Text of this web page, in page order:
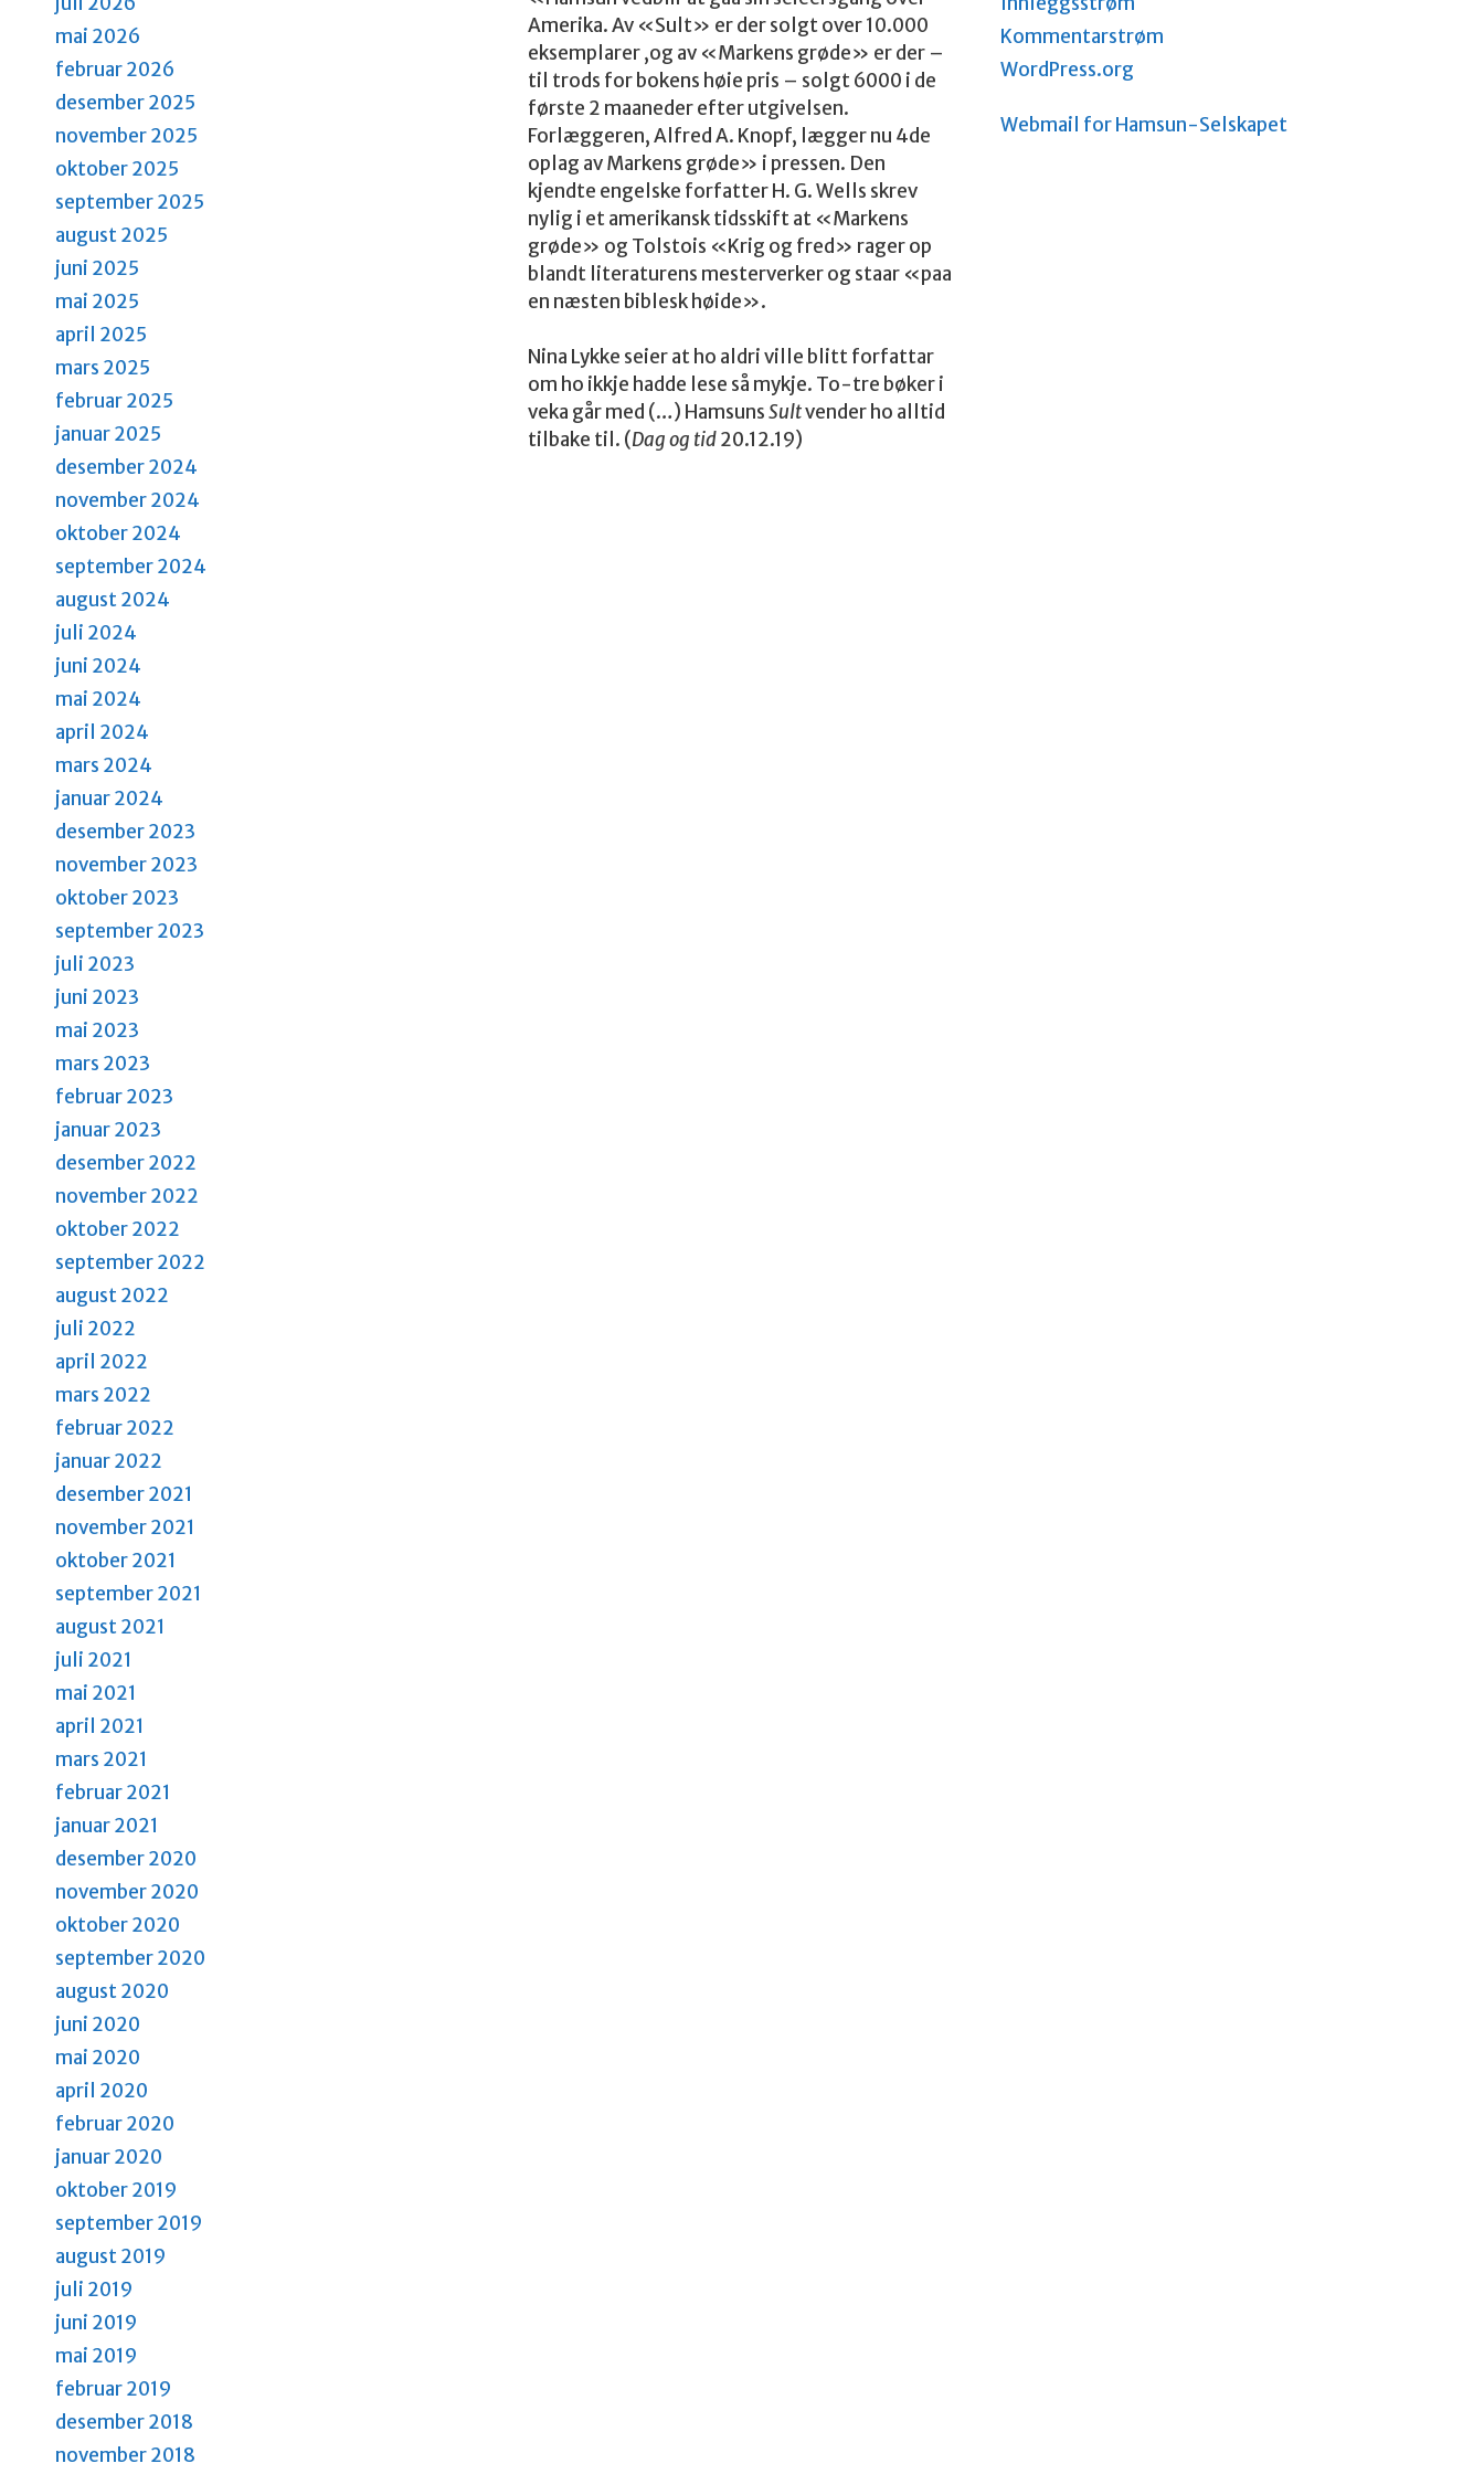
a
n
d
V
i
e
w
s
N
a
v
i
g
a
t
i
o
n
a
g
e
m
e
n
e
r
.
mai 2026
februar 2026
desember 2025
november 2025
oktober 2025
september 2025
august 2025
juni 2025
mai 2025
april 2025
mars 2025
februar 2025
januar 2025
desember 2024
november 2024
oktober 2024
september 2024
august 2024
juli 2024
juni 2024
mai 2024
april 2024
mars 2024
januar 2024
desember 2023
november 2023
oktober 2023
september 2023
juli 2023
juni 2023
mai 2023
mars 2023
februar 2023
januar 2023
desember 2022
november 2022
oktober 2022
september 2022
august 2022
juli 2022
april 2022
mars 2022
februar 2022
januar 2022
desember 2021
november 2021
oktober 2021
september 2021
august 2021
juli 2021
mai 2021
april 2021
mars 2021
februar 2021
januar 2021
desember 2020
november 2020
oktober 2020
september 2020
august 2020
juni 2020
mai 2020
april 2020
februar 2020
januar 2020
oktober 2019
september 2019
august 2019
juli 2019
juni 2019
mai 2019
februar 2019
desember 2018
november 2018
Amerika. Av «Sult» er der solgt over 10.000
eksemplarer ,og av «Markens grøde» er der –
til trods for bokens høie pris – solgt 6000 i de
første 2 maaneder efter utgivelsen.
Forlæggeren, Alfred A. Knopf, lægger nu 4de
oplag av Markens grøde» i pressen. Den
kjendte engelske forfatter H. G. Wells skrev
nylig i et amerikansk tidsskift at «Markens
grøde» og Tolstois «Krig og fred» rager op
blandt literaturens mesterverker og staar «paa
en næsten biblesk høide».
Nina Lykke seier at ho aldri ville blitt forfattar
om ho ikkje hadde lese så mykje. To-tre bøker i
veka går med (…) HamsunsSultvender ho alltid
tilbake til. (Dag og tid20.12.19)
Kommentarstrøm
WordPress.org
Webmail for Hamsun-Selskapet